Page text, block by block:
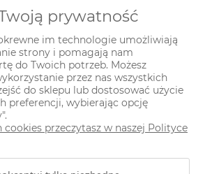
NA
prywatność
im technologie umożliwiają
strony i pomagają nam
do Twoich potrzeb. Możesz
przez nas wszystkich
do sklepu lub dostosować użycie
preferencji, wybierając opcję
przeczytasz w naszej Polityce